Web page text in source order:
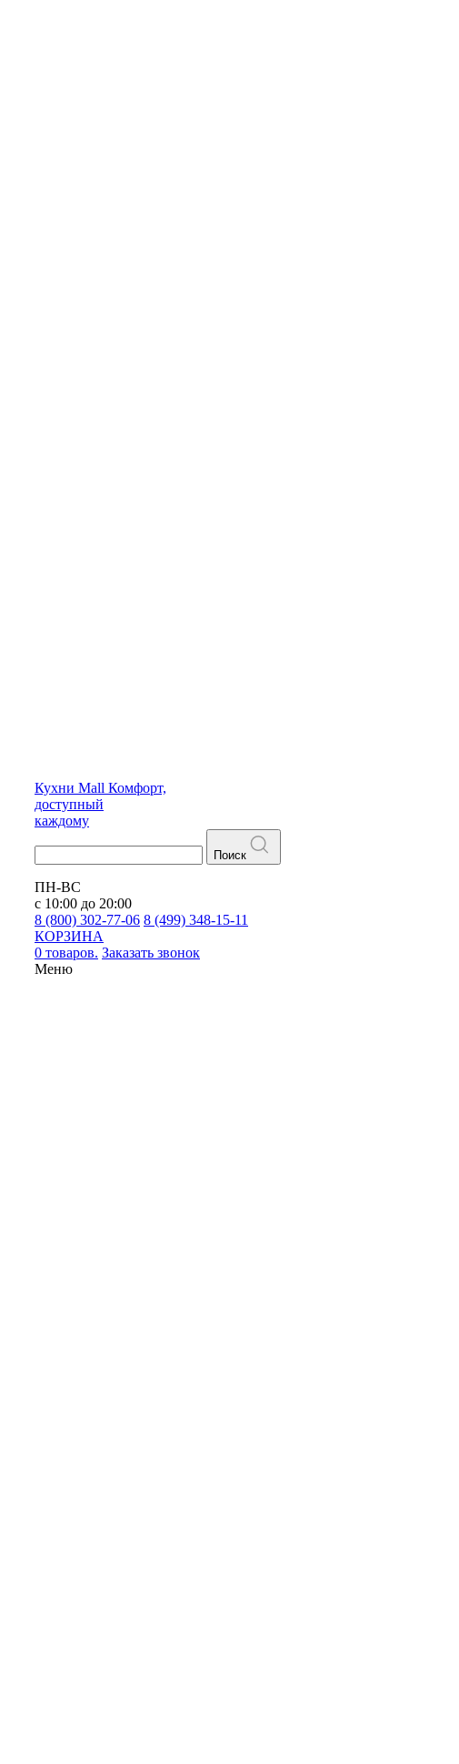
Кухни Mall Комфорт,
доступный
каждому
Поиск
ПН-ВС
с 10:00 до 20:00
8 (800) 302-77-06 8 (499) 348-15-11
КОРЗИНА
0 товаров. Заказать звонок
Меню